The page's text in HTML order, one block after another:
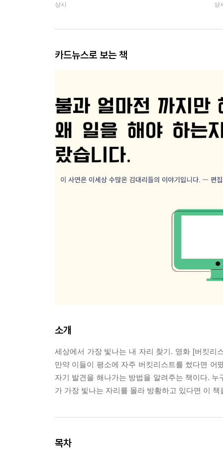
상시 상
카드뉴스로 보는 책
소개
세상에서 가장 빛나는 내 자리 찾기. 영화 [버킷리
만약 이들이 평소에 자주 버킷리스트를 썼다면 어
자기 발견을 해나가는 방법을 알려주는 책이다.
가 가장 빛나는 자리를 몰라 방황하고 있다면 이 책
목차